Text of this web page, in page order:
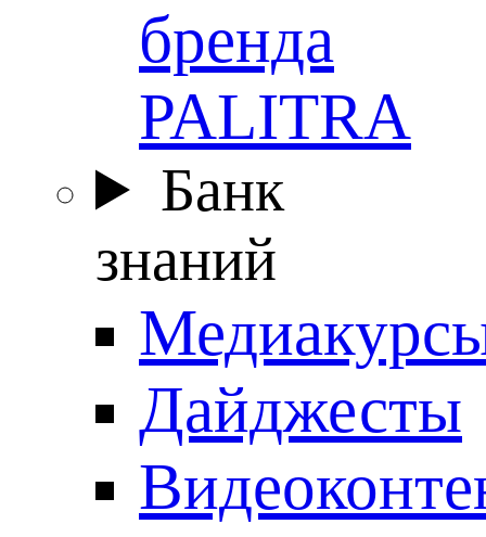
бренда
PALITRA
Банк
знаний
Дайджесты